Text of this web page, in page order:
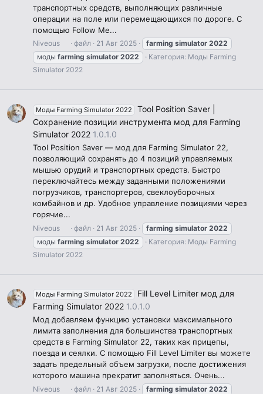
транспортных средств, выполняющих различные
операции на поле или перемещающихся по дороге. С
помощью Follow Me...
Niveous файл 21 Авг 2025 farming simulator 2022
моды farming simulator 2022 Категория: Моды Farming
Simulator 2022
Моды Farming Simulator 2022
Tool Position Saver |
Сохранение позиции инструмента мод для Farming
Simulator 2022 1.0.1.0
Tool Position Saver — мод для Farming Simulator 22,
позволяющий сохранять до 4 позиций управляемых
мышью орудий и транспортных средств. Быстро
переключайтесь между заданными положениями
погрузчиков, транспортеров, свеклоуборочных
комбайнов и др. Удобное управление позициями через
горячие...
Niveous файл 21 Авг 2025 farming simulator 2022
моды farming simulator 2022 Категория: Моды Farming
Simulator 2022
Моды Farming Simulator 2022
Fill Level Limiter мод для
Farming Simulator 2022 1.0.1.0
Мод добавляем функцию установки максимального
лимита заполнения для большинства транспортных
средств в Farming Simulator 22, таких как прицепы,
поезда и сеялки. С помощью Fill Level Limiter вы можете
задать предельный объем загрузки, после достижения
которого машина прекратит заполняться. Очень...
Niveous файл 21 Авг 2025 farming simulator 2022